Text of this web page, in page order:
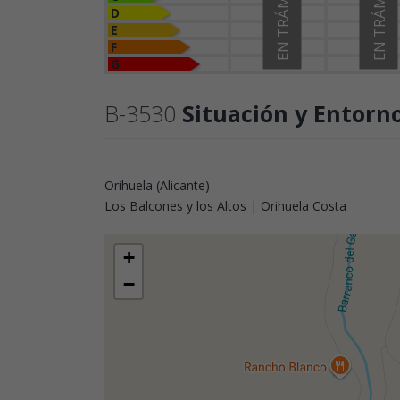
D
E
F
G
B-3530 Situación y
Orihuela (Alicante)
Los Balcones y los Altos | Orihuela Costa
+
−